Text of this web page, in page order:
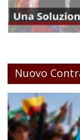
Nuovo